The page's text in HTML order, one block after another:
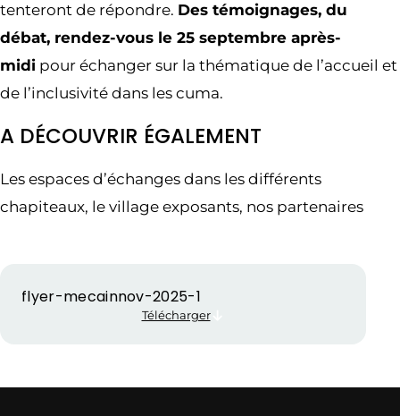
tenteront de répondre. Des témoignages, du
débat, rendez-vous le 25 septembre après-
midi pour échanger sur la thématique de l’accueil et
de l’inclusivité dans les cuma.
A DÉCOUVRIR ÉGALEMENT
Les espaces d’échanges dans les différents
chapiteaux, le village exposants, nos partenaires
flyer-mecainnov-2025-1
Télécharger